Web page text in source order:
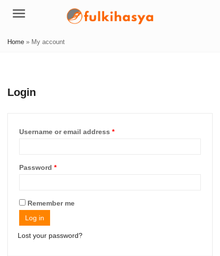
Menu
Home » My account
Login
Username or email address *Required
Password *Required
Remember me
Log in
Lost your password?